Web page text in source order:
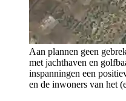
Aan plannen geen
met jachthaven en
inspanningen een
en de inwoners van het